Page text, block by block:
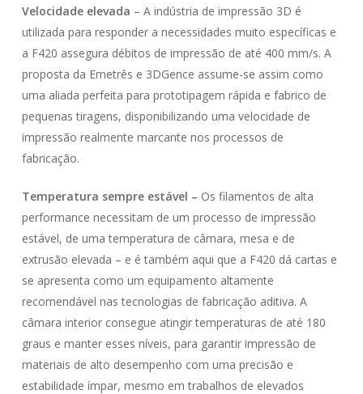
Velocidade elevada – A indústria de impressão 3D é
utilizada para responder a necessidades muito específicas e
a F420 assegura débitos de impressão de até 400 mm/s. A
proposta da Emetrês e 3DGence assume-se assim como
uma aliada perfeita para prototipagem rápida e fabrico de
pequenas tiragens, disponibilizando uma velocidade de
impressão realmente marcante nos processos de
fabricação.
Temperatura sempre estável – Os filamentos de alta
performance necessitam de um processo de impressão
estável, de uma temperatura de câmara, mesa e de
extrusão elevada – e é também aqui que a F420 dá cartas e
se apresenta como um equipamento altamente
recomendável nas tecnologias de fabricação aditiva. A
câmara interior consegue atingir temperaturas de até 180
graus e manter esses níveis, para garantir impressão de
materiais de alto desempenho com uma precisão e
estabilidade ímpar, mesmo em trabalhos de elevados